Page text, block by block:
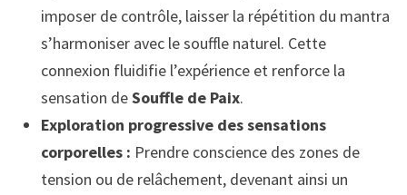
imposer de contrôle, laisser la répétition du mantra
s’harmoniser avec le souffle naturel. Cette
connexion fluidifie l’expérience et renforce la
sensation deSouffle de Paix.
Exploration progressive des sensations
corporelles : Prendre conscience des zones de
tension ou de relâchement, devenant ainsi un